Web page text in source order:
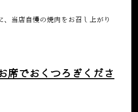
、当店自慢の焼肉をお召し上がり
席でおくつろぎくださ